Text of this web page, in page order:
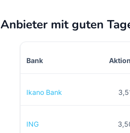
Anbieter mit guten
Bank
Ikano Bank
ING